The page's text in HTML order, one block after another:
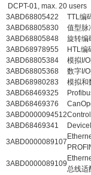
DCPT-01, max. 20 users
3ABD68805422
TTL编
3ABD68805830
值型脉
3ABD68805848
旋转编
3ABD68978955
HTL编
3ABD68805384
模拟I/
3ABD68805368
数字I/
3ABD68980283
模拟和
3ABD68469325
3ABD68469376
3ABD0000094512
3ABD68469341
3ABD0000089107
3ABD0000089109
总线适